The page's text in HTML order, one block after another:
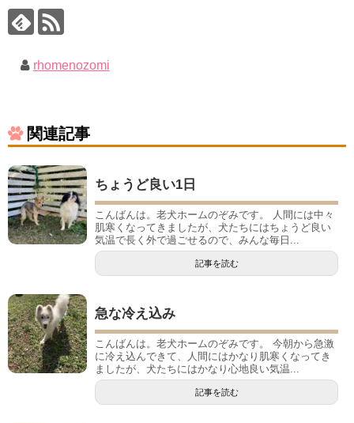
rhomenozomi
関連記事
ちょうど良い1日
こんばんは。老犬ホームのぞみです。 人間には中々
肌寒くなってきましたが、犬たちにはちょうど良い
気温で長く外で過ごせるので、みんな毎日...
記事を読む
急な冷え込み
こんばんは。老犬ホームのぞみです。 今朝から急激
に冷え込んできて、人間にはかなり肌寒くなってき
ましたが、犬たちにはかなり心地良い気温...
記事を読む